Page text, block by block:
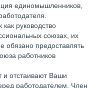
единомышленников,
руководство
союзах, их
обязано предоставлять
работников
отстаивают Ваши
работодателем. Член